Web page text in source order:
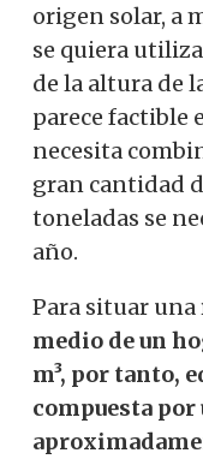
origen solar, a
se quiera
de la altura de
parece factible
necesita
gran cantidad
toneladas se
año.
Para situar una
medio de un
m³, por tanto,
compuesta por